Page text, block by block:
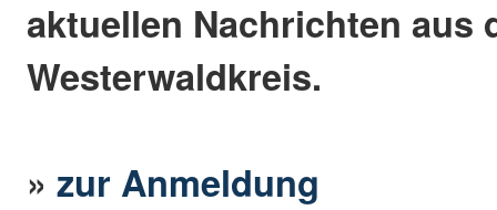
aktuellen Nachrichten aus
Westerwaldkreis.
»zur Anmeldung